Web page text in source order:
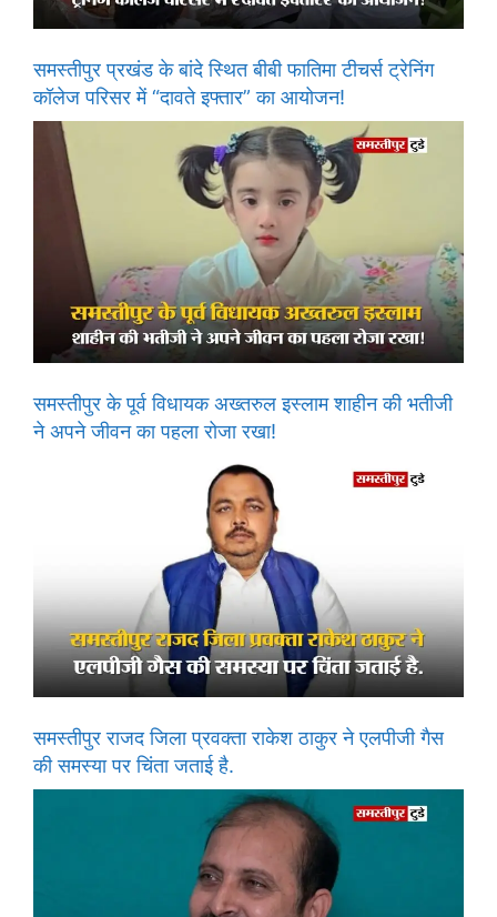
समस्तीपुर प्रखंड के बांदे स्थित बीबी फातिमा टीचर्स ट्रेनिंग
कॉलेज परिसर में “दावते इफ्तार” का आयोजन!
समस्तीपुर के पूर्व विधायक अख्तरुल इस्लाम शाहीन की भतीजी
ने अपने जीवन का पहला रोजा रखा!
समस्तीपुर राजद जिला प्रवक्ता राकेश ठाकुर ने एलपीजी गैस
की समस्या पर चिंता जताई है.